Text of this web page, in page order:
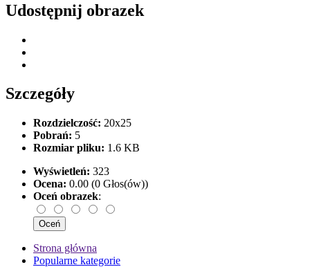
Udostępnij obrazek
Szczegóły
Rozdzielczość: 20x25
Pobrań: 5
Rozmiar pliku: 1.6 KB
Wyświetleń: 323
Ocena: 0.00 (0 Głos(ów))
Oceń obrazek:
Strona główna
Popularne kategorie